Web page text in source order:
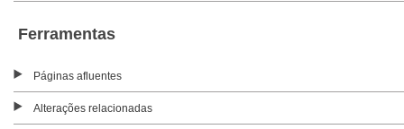
Ferramentas
Páginas afluentes
Alterações relacionadas